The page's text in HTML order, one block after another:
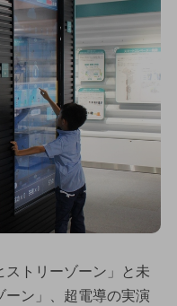
ストリーゾーン」と未
ーン」、超電導の実演